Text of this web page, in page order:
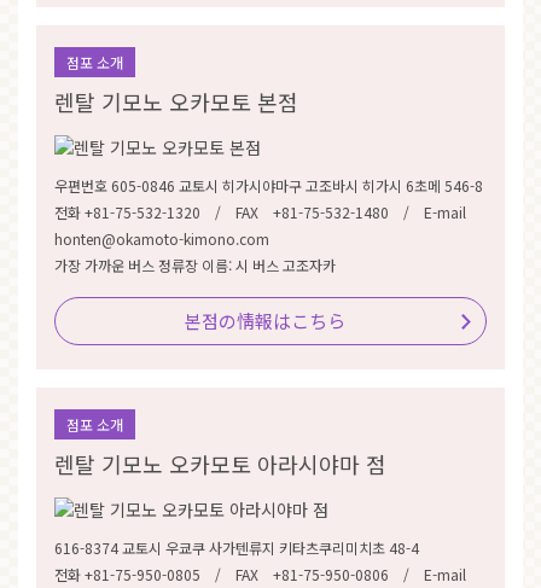
점포 소개
렌탈 기모노 오카모토 본점
우편번호 605-0846 교토시 히가시야마구 고조바시 히가시 6초메 546-8
전화 +81-75-532-1320 / FAX +81-75-532-1480 / E-mail
honten@okamoto-kimono.com
가장 가까운 버스 정류장 이름: 시 버스 고조자카
본점の情報はこちら
점포 소개
렌탈 기모노 오카모토 아라시야마 점
616-8374 교토시 우쿄쿠 사가텐류지 키타츠쿠리미치초 48-4
전화 +81-75-950-0805 / FAX +81-75-950-0806 / E-mail